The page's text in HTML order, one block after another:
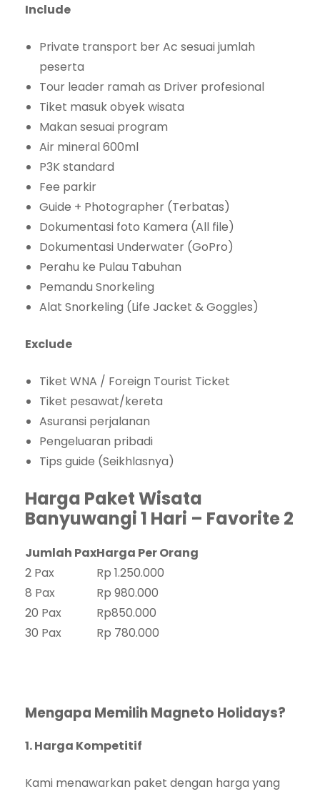
Include
Private transport ber Ac sesuai jumlah
peserta
Tour leader ramah as Driver profesional
Tiket masuk obyek wisata
Makan sesuai program
Air mineral 600ml
P3K standard
Fee parkir
Guide + Photographer (Terbatas)
Dokumentasi foto Kamera (All file)
Dokumentasi Underwater (GoPro)
Perahu ke Pulau Tabuhan
Pemandu Snorkeling
Alat Snorkeling (Life Jacket & Goggles)
Exclude
Tiket WNA / Foreign Tourist Ticket
Tiket pesawat/kereta
Asuransi perjalanan
Pengeluaran pribadi
Tips guide (Seikhlasnya)
Harga Paket Wisata
Banyuwangi 1 Hari – Favorite 2
Jumlah PaxHarga Per Orang
2 Pax
Rp 1.250.000
8 Pax
Rp 980.000
20 Pax
Rp850.000
30 Pax
Rp 780.000
Mengapa Memilih Magneto Holidays?
1. Harga Kompetitif
Kami menawarkan paket dengan harga yang